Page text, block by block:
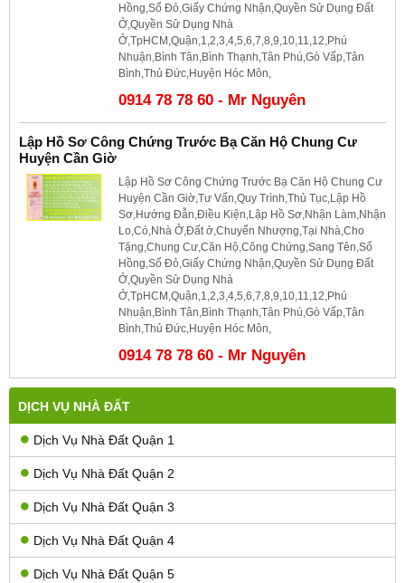
DỊCH VỤ NHÀ ĐẤT
Dịch Vụ Nhà Đất Quận 1
Dịch Vụ Nhà Đất Quận 2
Dịch Vụ Nhà Đất Quận 3
Dịch Vụ Nhà Đất Quận 4
Dịch Vụ Nhà Đất Quận 5
Hồng,Sổ Đỏ,Giấy Chứng Nhận,Quyền Sử Dụng Đất
Ở,Quyền Sử Dụng Nhà
Ở,TpHCM,Quận,1,2,3,4,5,6,7,8,9,10,11,12,Phú
Nhuận,Bình Tân,Bình Thạnh,Tân Phú,Gò Vấp,Tân
Bình,Thủ Đức,Huyện Hóc Môn,
0914 78 78 60 - Mr Nguyên
Lập Hồ Sơ Công Chứng Trước Bạ Căn Hộ Chung Cư
Huyện Cần Giờ
Lập Hồ Sơ Công Chứng Trước Bạ Căn Hộ Chung Cư
Huyện Cần Giờ,Tư Vấn,Quy Trình,Thủ Tục,Lập Hồ
Sơ,Hướng Đẫn,Điều Kiện,Lập Hồ Sơ,Nhận Làm,Nhận
Lo,Có,Nhà Ở,Đất ở,Chuyển Nhượng,Tại Nhà,Cho
Tặng,Chung Cư,Căn Hộ,Công Chứng,Sang Tên,Sổ
Hồng,Sổ Đỏ,Giấy Chứng Nhận,Quyền Sử Dụng Đất
Ở,Quyền Sử Dụng Nhà
Ở,TpHCM,Quận,1,2,3,4,5,6,7,8,9,10,11,12,Phú
Nhuận,Bình Tân,Bình Thạnh,Tân Phú,Gò Vấp,Tân
Bình,Thủ Đức,Huyện Hóc Môn,
0914 78 78 60 - Mr Nguyên